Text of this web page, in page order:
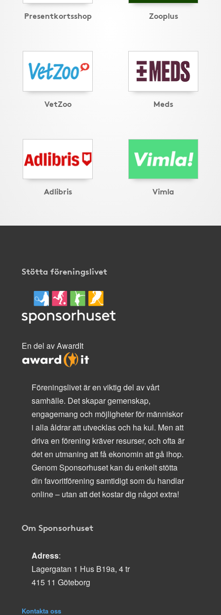
Presentkortsshop Zooplus
VetZoo Meds
Adlibris Vimla
Stötta föreningslivet
En del av AwardIt
Föreningslivet är en viktig del av vårt
samhälle. Det skapar gemenskap,
engagemang och möjligheter för människor
i alla åldrar att utvecklas och ha kul. Men att
driva en förening kräver resurser, och ofta är
det en utmaning att få ekonomin att gå ihop.
Genom Sponsorhuset kan du enkelt stötta
din favoritförening samtidigt som du handlar
online – utan att det kostar dig något extra!
Om Sponsorhuset
Adress:
Lagergatan 1 Hus B19a, 4 tr
415 11 Göteborg
Kontakta oss